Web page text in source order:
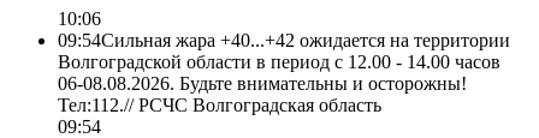
10:06
09:54Сильная жара +40...+42 ожидается на территории
Волгоградской области в период с 12.00 - 14.00 часов
06-08.08.2026. Будьте внимательны и осторожны!
Тел:112.//РСЧС Волгоградская область
09:54